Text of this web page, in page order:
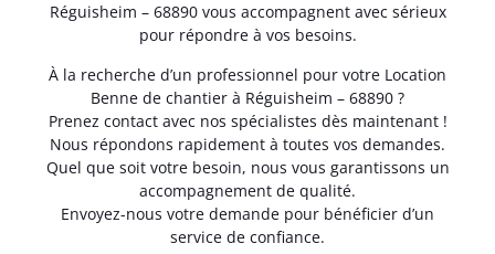
Réguisheim – 68890 vous accompagnent avec sérieux
pour répondre à vos besoins.
À la recherche d’un professionnel pour votre Location
Benne de chantier à Réguisheim – 68890 ?
Prenez contact avec nos spécialistes dès maintenant !
Nous répondons rapidement à toutes vos demandes.
Quel que soit votre besoin, nous vous garantissons un
accompagnement de qualité.
Envoyez-nous votre demande pour bénéficier d’un
service de confiance.